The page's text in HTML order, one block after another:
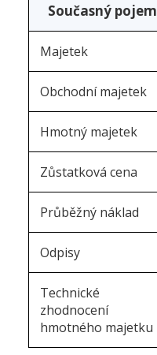
Současný pojem
Majetek
Obchodní majetek
Hmotný majetek
Zůstatková cena
Průběžný náklad
Odpisy
Technické
zhodnocení
hmotného majetku